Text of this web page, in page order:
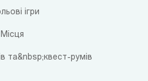
ігри
Місця
та&nbsp;квест-румів